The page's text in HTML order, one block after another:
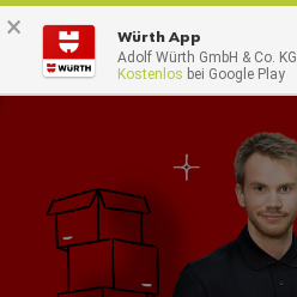
× Würth App
Adolf Würth GmbH & Co. KG
Kostenlos bei Google Play